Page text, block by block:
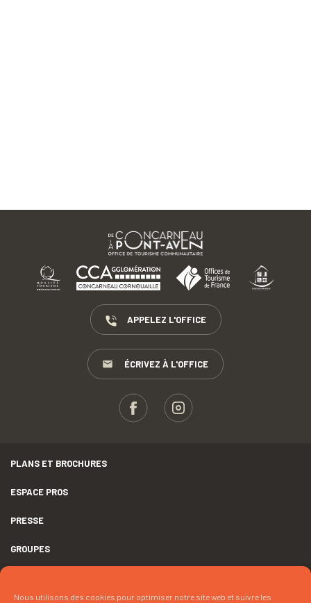
Nous utilisons des cookies pour optimiser notre site web et suivre les
APPELEZ L'OFFICE
ÉCRIVEZ À L'OFFICE
PLANS ET BROCHURES
ESPACE PROS
PRESSE
GROUPES